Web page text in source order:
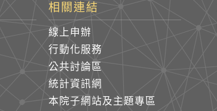
相關連結
線上申辦
行動化服務
公共討論區
統計資訊網
本院子網站及主題專區